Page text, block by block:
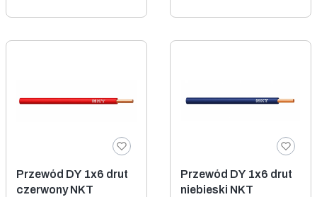
Przewód DY 1x6 drut
czerwony NKT
Przewód DY 1x6 drut
niebieski NKT